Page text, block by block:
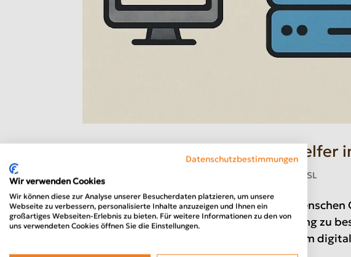
NAT und DNS: Unsichtbare Helfer
von Magazin-Kategorie DSL
Der Fronleichnam Feiertag bietet vielen
Traditionen, Gemeinschaft und Orientierung zu
Städte und Gemeinden ziehen, sind auch im
Datenschutzbestimmungen
Wir verwenden Cookies
Wir können diese zur Analyse unserer Besucherdaten platzieren, um unsere
Webseite zu verbessern, personalisierte Inhalte anzuzeigen und Ihnen ein
großartiges Webseiten-Erlebnis zu bieten. Für weitere Informationen zu den von
uns verwendeten Cookies öffnen Sie die Einstellungen.